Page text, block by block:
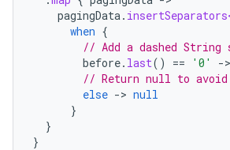
pagingData.
when {
// Add a dashed
before. last() == '0' ->
// Return null to avoid
else -> null
}
}
}